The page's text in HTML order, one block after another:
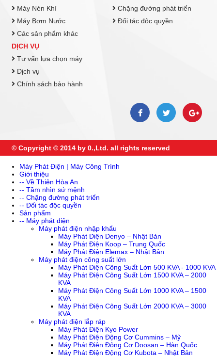
Máy Nén Khí
Máy Bơm Nước
Các sản phẩm khác
Chặng đường phát triển
Đối tác độc quyền
DỊCH VỤ
Tư vấn lựa chọn máy
Dịch vụ
Chính sách bảo hành
© Copyright © 2014 by 0.,Ltd. all rights reserved
Máy Phát Điện | Máy Công Trình
Giới thiệu
-- Về Thiên Hòa An
-- Tầm nhìn sứ mệnh
-- Chặng đường phát triển
-- Đối tác độc quyền
Sản phẩm
-- Máy phát điện
Máy phát điện nhập khẩu
Máy Phát Điện Denyo – Nhật Bản
Máy Phát Điện Koop – Trung Quốc
Máy Phát Điện Elemax – Nhật Bản
Máy phát điện công suất lớn
Máy Phát Điện Công Suất Lớn 500 KVA - 1000 KVA
Máy Phát Điện Công Suất Lớn 1500 KVA – 2000
KVA
Máy Phát Điện Công Suất Lớn 1000 KVA – 1500
KVA
Máy Phát Điện Công Suất Lớn 2000 KVA – 3000
KVA
Máy phát điện lắp ráp
Máy Phát Điện Kyo Power
Máy Phát Điện Động Cơ Cummins – Mỹ
Máy Phát Điện Động Cơ Doosan – Hàn Quốc
Máy Phát Điện Động Cơ Kubota – Nhật Bản